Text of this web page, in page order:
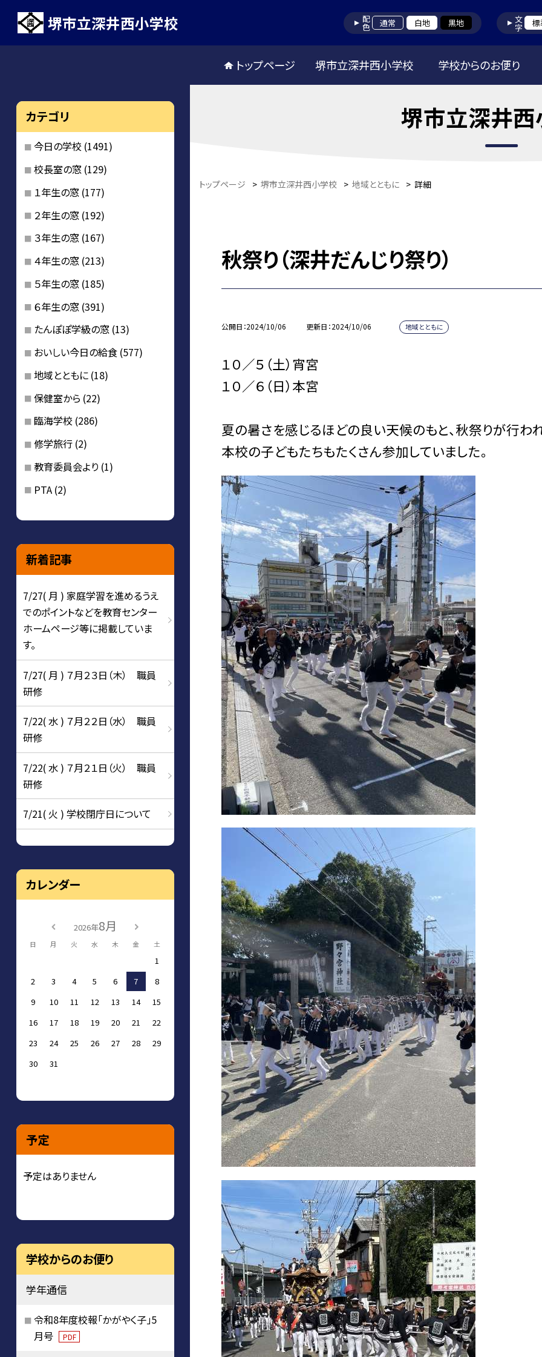
堺市立深井西小学校 配色 通常 白地 黒地 文字
トップページ 堺市立深井西小学校 学校からのお便り
堺市立深井
トップページ > 堺市立深井西小学校 > 地域とともに > 詳細
秋祭り（深井だんじり祭り）
公開日 2024/10/06 更新日 2024/10/06 地域とともに
１０／５（土）宵宮
１０／６（日）本宮
夏の暑さを感じるほどの良い天候のもと、秋祭りが行わ
本校の子どもたちもたくさん参加していました。
カテゴリ
今日の学校 (1491)
校長室の窓 (129)
１年生の窓 (177)
２年生の窓 (192)
３年生の窓 (167)
４年生の窓 (213)
５年生の窓 (185)
６年生の窓 (391)
たんぽぽ学級の窓 (13)
おいしい今日の給食 (577)
地域とともに (18)
保健室から (22)
臨海学校 (286)
修学旅行 (2)
教育委員会より (1)
PTA (2)
新着記事
7/27( 月 ) 家庭学習を進めるうえ
でのポイントなどを教育センター
ホームページ等に掲載していま
す。
7/27( 月 ) ７月２３日（木） 職員
研修
7/22( 水 ) ７月２２日（水） 職員
研修
7/22( 水 ) ７月２１日（火） 職員
研修
7/21( 火 ) 学校閉庁日について
カレンダー
2026年8月
日 月 火 水 木 金 土
1
2
3 4 5 6 7
8
9
10 11 12 13 14
15
16
17 18 19 20 21
22
23
24 25 26 27 28
29
30
31
予定
予定はありません
学校からのお便り
学年通信
令和8年度校報「かがやく子」5
月号
PDF